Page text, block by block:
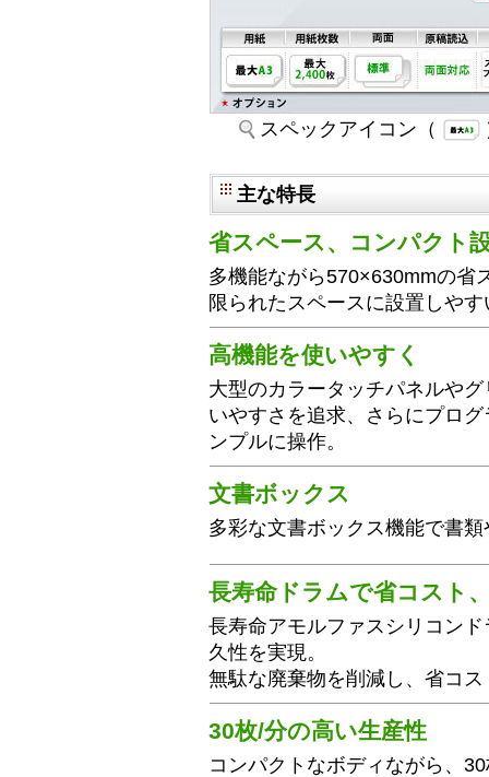
スペックアイコン（
主な特長
省スペース、コンパクト
多機能ながら570×630mmの省
限られたスペースに設置しや
高機能を使いやすく
大型のカラータッチパネルや
いやすさを追求、さらにプロ
ンプルに操作。
文書ボックス
多彩な文書ボックス機能で書
長寿命ドラムで省コスト
長寿命アモルファスシリコン
久性を実現。
無駄な廃棄物を削減し、省コ
30枚/分の高い生産性
コンパクトなボディながら、